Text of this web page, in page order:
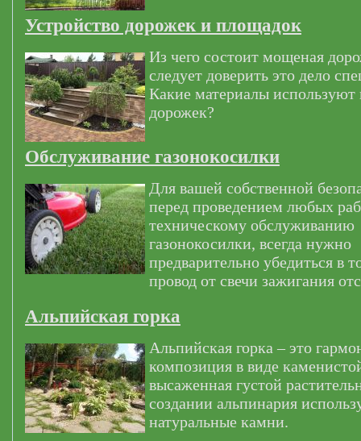
Устройство дорожек и площадок
Из чего состоит мощеная
следует доверить это дело
Какие материалы
дорожек?
Обслуживание газонокосилки
Для вашей собственной
перед проведением любых
техническому обслуживанию
газонокосилки, всегда нужно
предварительно убедиться в
провод от свечи зажигания
Альпийская горка
Альпийская горка – это
композиция в виде
высаженная густой
создании альпинария
натуральные камни.